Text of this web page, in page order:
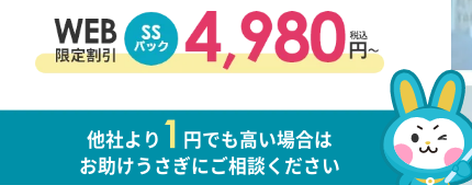
他社より
円でも高い場合は
お助けうさぎにご相談ください